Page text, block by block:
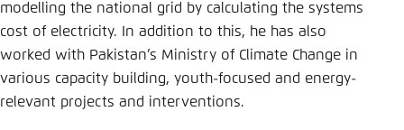
modelling the national grid by calculating the systems
cost of electricity. In addition to this, he has also
worked with Pakistan’s Ministry of Climate Change in
various capacity building, youth-focused and energy-
relevant projects and interventions.
Einstellung für diese Webseite im Browser
speichern